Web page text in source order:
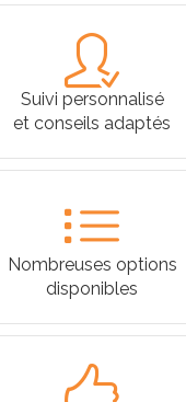
Suivi personnalisé
et conseils adaptés
Nombreuses options
disponibles